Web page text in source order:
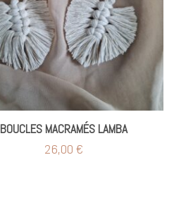
BOUCLES MACRAMÉS LAMBA
26,00 €